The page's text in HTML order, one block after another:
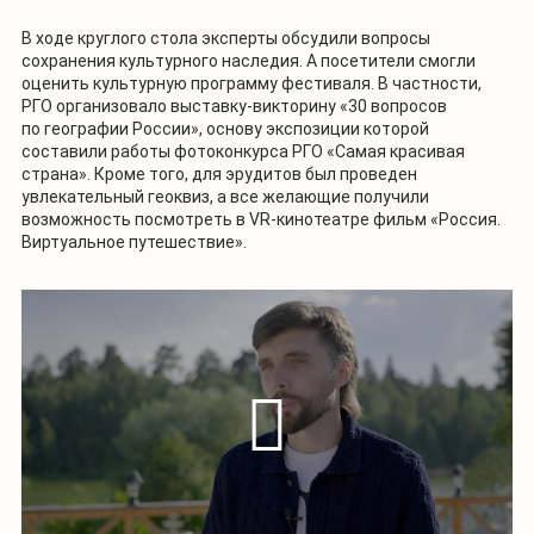
В ходе круглого стола эксперты обсудили вопросы
сохранения культурного наследия. А посетители смогли
оценить культурную программу фестиваля. В частности,
РГО организовало выставку-викторину «30 вопросов
по географии России», основу экспозиции которой
составили работы фотоконкурса РГО «Самая красивая
страна». Кроме того, для эрудитов был проведен
увлекательный геоквиз, а все желающие получили
возможность посмотреть в VR-кинотеатре фильм «Россия.
Виртуальное путешествие».